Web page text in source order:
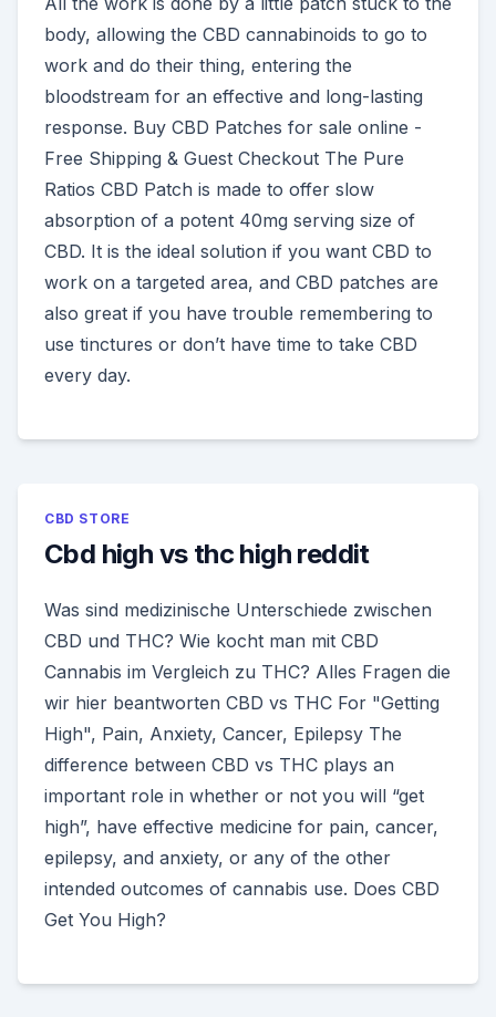
body, allowing the CBD cannabinoids to go to
work and do their thing, entering the
bloodstream for an effective and long-lasting
response. Buy CBD Patches for sale online -
Free Shipping & Guest Checkout The Pure
Ratios CBD Patch is made to offer slow
absorption of a potent 40mg serving size of
CBD. It is the ideal solution if you want CBD to
work on a targeted area, and CBD patches are
also great if you have trouble remembering to
use tinctures or don’t have time to take CBD
every day.
CBD STORE
Cbd high vs thc high reddit
Was sind medizinische Unterschiede zwischen
CBD und THC? Wie kocht man mit CBD
Cannabis im Vergleich zu THC? Alles Fragen die
wir hier beantworten CBD vs THC For "Getting
High", Pain, Anxiety, Cancer, Epilepsy The
difference between CBD vs THC plays an
important role in whether or not you will “get
high”, have effective medicine for pain, cancer,
epilepsy, and anxiety, or any of the other
intended outcomes of cannabis use. Does CBD
Get You High?